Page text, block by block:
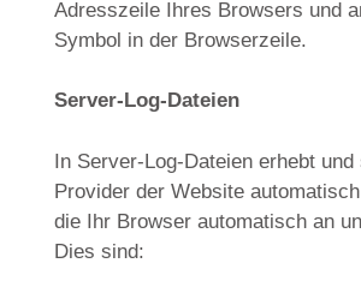
Adresszeile Ihres Browsers und
Symbol in der Browserzeile.
Server-Log-Dateien
In Server-Log-Dateien erhebt
Provider der Website
die Ihr Browser automatisch an
Dies sind: